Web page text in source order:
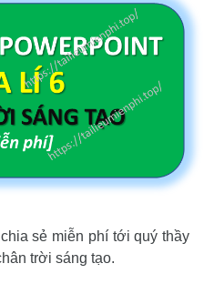
sẻ miễn phí tới quý thầy
trời sáng tạo.